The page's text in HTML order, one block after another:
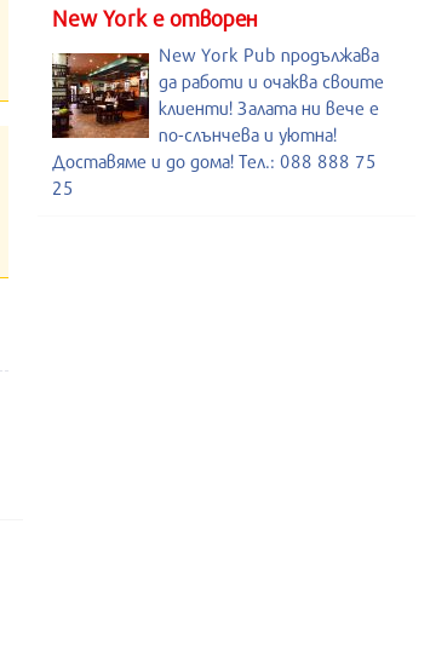
New York е отворен
New York Pub продължава
да работи и очаква своите
клиенти! Залата ни вече е
по-слънчева и уютна!
Доставяме и до дома! Тел.: 088 888 75
25